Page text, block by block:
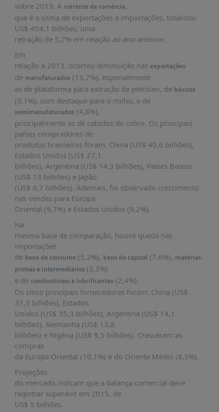
DADOS
FRENTE
SOBRE
A
FRENTE
MATERIAIS
INFORMAÇÕES
CURSOS
E
EVENTOS
INSCRIÇÕES
MATERIAIS
DISPONÍVEIS
PUBLICAÇÕES
REVISTA
RUMOS
LIVROS
ESTUDOS
NOTÍCIAS
PRÊMIO
ABDE-
BID
PRÊMIO
ABDE
DE
JORNALISMO
SABER
+
sobre 2013. A corrente de comércio,
que é a soma de exportações e importações, totalizou
US$ 454,1 bilhões, uma
retração de 5,7% em relação ao ano anterior.
Em
relação a 2013, ocorreu diminuição nas exportações
de manufaturados (13,7%), especialmente
as de plataforma para extração de petróleo, de básicos
(3,1%), com destaque para o milho, e de
semimanufaturados (4,8%),
principalmente as de catodos de cobre. Os principais
países compradores de
produtos brasileiros foram: China (US$ 40,6 bilhões),
Estados Unidos (US$ 27,1
bilhões), Argentina (US$ 14,3 bilhões), Países Baixos
(US$ 13 bilhões) e Japão
(US$ 6,7 bilhões). Ademais, foi observado crescimento
nas vendas para Europa
Oriental (9,7%) e Estados Unidos (9,2%).
Na
mesma base de comparação, houve queda nas
importações
de bens de consumo(5,2%), bens de capital (7,6%), matérias-
primas e intermediários (3,3%)
e de combustíveis e lubrificantes (2,4%).
Os cinco principais fornecedores foram: China (US$
37,3 bilhões), Estados
Unidos (US$ 35,3 bilhões), Argentina (US$ 14,1
bilhões), Alemanha (US$ 13,8
bilhões) e Nigéria (US$ 9,5 bilhões). Cresceram as
compras
da Europa Oriental (10,1%) e do Oriente Médio (8,5%).
Projeções
do mercado indicam que a balança comercial deve
registrar superávit em 2015, de
US$ 5 bilhões.